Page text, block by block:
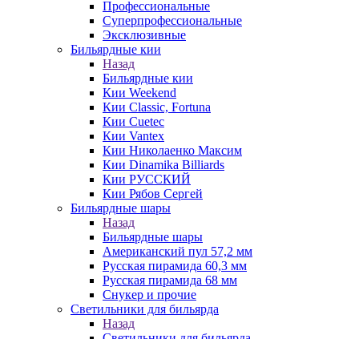
Профессиональные
Суперпрофессиональные
Эксклюзивные
Бильярдные кии
Назад
Бильярдные кии
Кии Weekend
Кии Classic, Fortuna
Кии Cuetec
Кии Vantex
Кии Николаенко Максим
Кии Dinamika Billiards
Кии РУССКИЙ
Кии Рябов Сергей
Бильярдные шары
Назад
Бильярдные шары
Американский пул 57,2 мм
Русская пирамида 60,3 мм
Русская пирамида 68 мм
Снукер и прочие
Светильники для бильярда
Назад